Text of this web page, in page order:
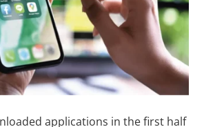
applications in the first half